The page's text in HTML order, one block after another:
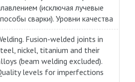
(исключая лучевые
сварки). Уровни качества
Fusion-welded joints in
nickel, titanium and their
(beam welding excluded).
levels for imperfections